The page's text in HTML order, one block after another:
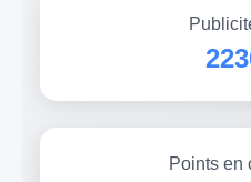
Points en